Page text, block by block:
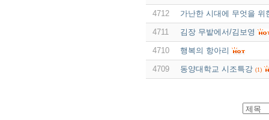
4712 가난한 시대에 무엇을 위
4711 김장 무밭에서/김보영
4710 행복의 항아리
4709 동양대학교 시조특강 (1)